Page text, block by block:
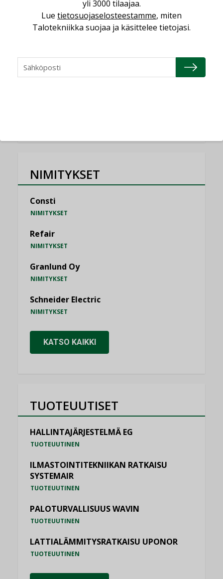
Miten varmistetaan EPD-dokumenteista
saatavien tietojen vertailukelpoisuus?
Vesi- ja viemärimitoittaminen on
jämähtänyt ajassa paikalleen
MIELIPIDE
NIMITYKSET
Consti
NIMITYKSET
Refair
NIMITYKSET
Granlund Oy
NIMITYKSET
Schneider Electric
NIMITYKSET
KATSO KAIKKI
TUOTEUUTISET
HALLINTAJÄRJESTELMÄ EG
TUOTEUUTINEN
ILMASTOINTITEKNIIKAN RATKAISU
SYSTEMAIR
TUOTEUUTINEN
PALOTURVALLISUUS WAVIN
TUOTEUUTINEN
LATTIALÄMMITYSRATKAISU UPONOR
TUOTEUUTINEN
yli 3000 tilaajaa.
Lue tietosuojaselosteestamme, miten
Talotekniikka suojaa ja käsittelee tietojasi.